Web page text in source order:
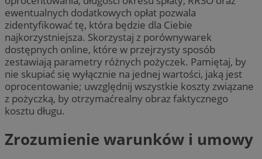
ewentualnych dodatkowych opłat pozwala
zidentyfikować tę, która będzie dla Ciebie
najkorzystniejsza. Skorzystaj z porównywarek
dostępnych online, które w przejrzysty sposób
zestawiają parametry różnych pożyczek. Pamiętaj, by
nie skupiać się wyłącznie na jednej wartości, jaką jest
oprocentowanie; uwzględnij wszystkie koszty związane
z pożyczką, by otrzymaćrealny obraz faktycznego
kosztu długu.
Zrozumienie warunków i umowy